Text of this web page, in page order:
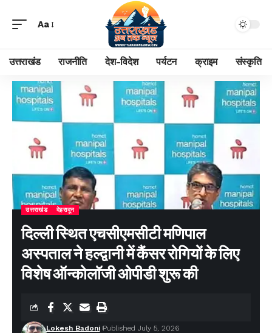
Aa
उत्तराखंड राजनीति देश-विदेश पर्यटन क्राइम संस्कृति
उत्तराखंड देहरादून
दिल्ली स्थित एचसीएमसीटी मणिपाल
अस्पताल ने हल्द्वानी में कैंसर रोगियों के लिए
विशेष ऑन्कोलॉजी ओपीडी शुरू की
Lokesh Badoni Published July 5, 2026